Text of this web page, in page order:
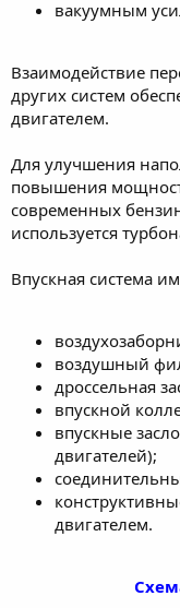
вакуумным
Взаимодействие
других систем
двигателем.
Для улучшения
повышения
современных
используется
Впускная система
воздушный
дроссельная
впускной
впускные
двигателей);
двигателем.